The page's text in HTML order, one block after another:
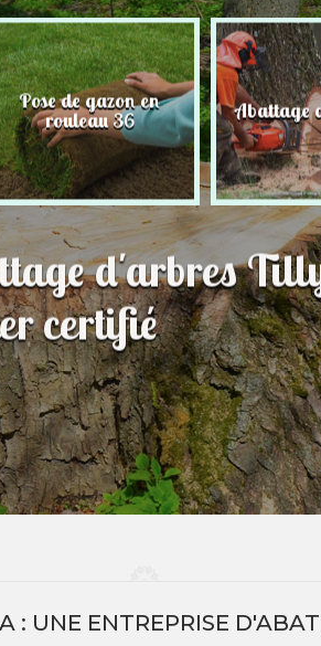
Pose de gazon en
rouleau 36 Abattage
d'arbres
certifié
: UNE ENTREPRISE